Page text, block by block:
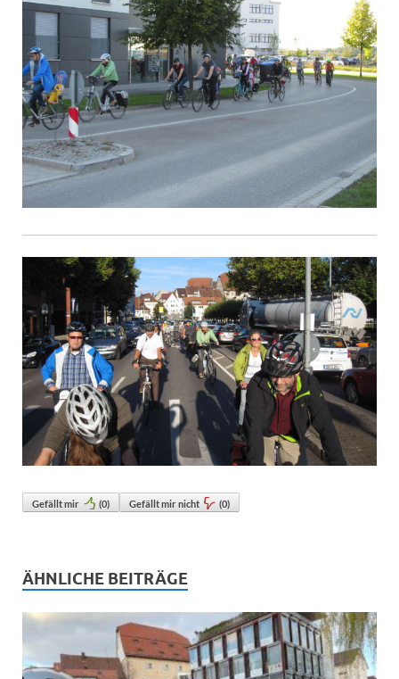
Gefällt mir (0) Gefällt mir nicht (0)
ÄHNLICHE BEITRÄGE